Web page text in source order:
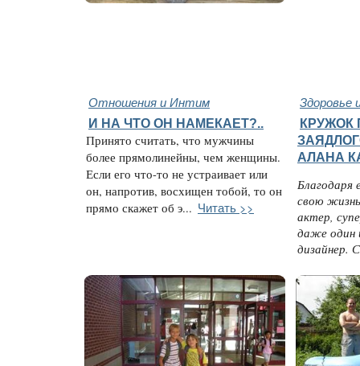
Отношения и Интим Здоровье
И НА ЧТО ОН НАМЕКАЕТ?..
Принято считать, что мужчины
более прямолинейны, чем женщины.
Если его что-то не устраивает или
он, напротив, восхищен тобой, то он
прямо скажет об э... Читать >>
КРУЖОК
АЛАНА
Благодаря
свою
актер,
даже один
дизайнер.